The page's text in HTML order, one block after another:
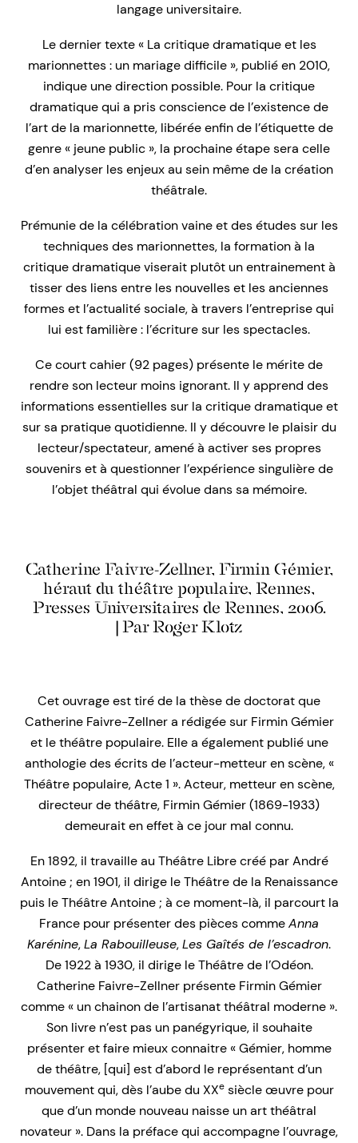
langage universitaire.
Le dernier texte « La critique dramatique et les
marionnettes : un mariage difficile », publié en 2010,
indique une direction possible. Pour la critique
dramatique qui a pris conscience de l’existence de
l’art de la marionnette, libérée enfin de l’étiquette de
genre « jeune public », la prochaine étape sera celle
d’en analyser les enjeux au sein même de la création
théâtrale.
Prémunie de la célébration vaine et des études sur les
techniques des marionnettes, la formation à la
critique dramatique viserait plutôt un entrainement à
tisser des liens entre les nouvelles et les anciennes
formes et l’actualité sociale, à travers l’entreprise qui
lui est familière : l’écriture sur les spectacles.
Ce court cahier (92 pages) présente le mérite de
rendre son lecteur moins ignorant. Il y apprend des
informations essentielles sur la critique dramatique et
sur sa pratique quotidienne. Il y découvre le plaisir du
lecteur/spectateur, amené à activer ses propres
souvenirs et à questionner l’expérience singulière de
l’objet théâtral qui évolue dans sa mémoire.
Catherine Faivre-Zellner, Firmin Gémier,
héraut du théâtre populaire, Rennes,
Presses Universitaires de Rennes, 2006.
| Par Roger Klotz
Cet ouvrage est tiré de la thèse de doctorat que
Catherine Faivre-Zellner a rédigée sur Firmin Gémier
et le théâtre populaire. Elle a également publié une
anthologie des écrits de l’acteur-metteur en scène, «
Théâtre populaire, Acte 1 ». Acteur, metteur en scène,
directeur de théâtre, Firmin Gémier (1869-1933)
demeurait en effet à ce jour mal connu.
En 1892, il travaille au Théâtre Libre créé par André
Antoine ; en 1901, il dirige le Théâtre de la Renaissance
puis le Théâtre Antoine ; à ce moment-là, il parcourt la
France pour présenter des pièces commeAnna
Karénine,La Rabouilleuse,Les Gaîtés de l’escadron.
De 1922 à 1930, il dirige le Théâtre de l’Odéon.
Catherine Faivre-Zellner présente Firmin Gémier
comme « un chainon de l’artisanat théâtral moderne ».
Son livre n’est pas un panégyrique, il souhaite
présenter et faire mieux connaitre « Gémier, homme
de théâtre, [qui] est d’abord le représentant d’un
mouvement qui, dès l’aube du XXesiècle œuvre pour
que d’un monde nouveau naisse un art théâtral
novateur ». Dans la préface qui accompagne l’ouvrage,